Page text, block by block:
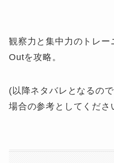
観察力と集中力のトレー
Outを攻略。
(以降ネタバレとなるの
場合の参考としてくださ